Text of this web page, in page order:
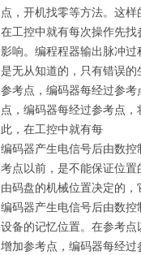
点，开机找零等方法。这
在工控中就有每次操作先
影响。编程程器输出脉冲
是无从知道的，只有错误
参考点，编码器每经过参
点，编码器每经过参考点
此，在工控中就有每
编码器产生电信号后由数
考点以前，是不能保证位
由码盘的机械位置决定的
编码器产生电信号后由数
设备的记忆位置。在参考
增加参考点，编码器每经